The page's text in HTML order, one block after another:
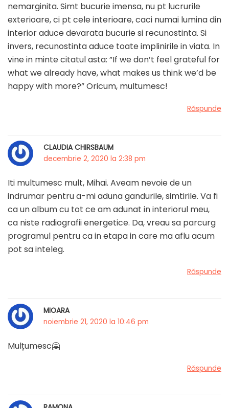
nemarginita. Simt bucurie imensa, nu pt lucrurile
exterioare, ci pt cele interioare, caci numai lumina din
interior aduce devarata bucurie si recunostinta. Si
invers, recunostinta aduce toate implinirile in viata. In
vine in minte citatul asta: ”If we don’t feel grateful for
what we already have, what makes us think we’d be
happy with more?” Oricum, multumesc!
Răspunde
CLAUDIA CHIRSBAUM
decembrie 2, 2020 la 2:38 pm
Iti multumesc mult, Mihai. Aveam nevoie de un
indrumar pentru a-mi aduna gandurile, simtirile. Va fi
ca un album cu tot ce am adunat in interiorul meu,
ca niste radiografii energetice. Da, vreau sa parcurg
programul pentru ca in etapa in care ma aflu acum
pot sa inteleg.
Răspunde
MIOARA
noiembrie 21, 2020 la 10:46 pm
Mulțumesc🤗
Răspunde